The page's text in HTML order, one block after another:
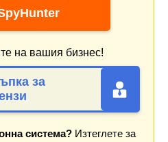
на вашия бизнес!
за
система?Изтеглете за